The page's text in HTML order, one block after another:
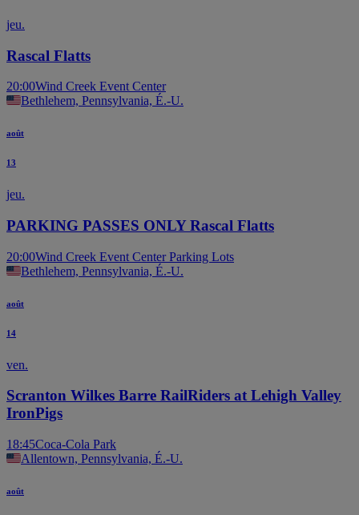
jeu.
Rascal Flatts
20:00Wind Creek Event Center
Bethlehem, Pennsylvania, É.-U.
août
13
jeu.
PARKING PASSES ONLY Rascal Flatts
20:00Wind Creek Event Center Parking Lots
Bethlehem, Pennsylvania, É.-U.
août
14
ven.
Scranton Wilkes Barre RailRiders at Lehigh Valley
IronPigs
18:45Coca-Cola Park
Allentown, Pennsylvania, É.-U.
août